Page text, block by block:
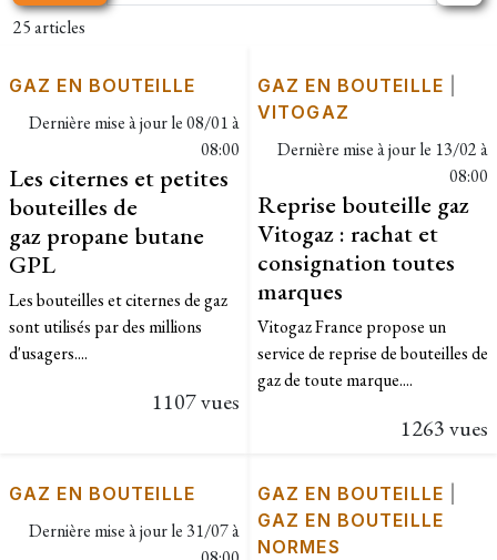
25 articles
GAZ EN BOUTEILLE
Dernière mise à jour le08/01 à
08:00
Les citernes et petites
bouteilles de
gaz propane butane
GPL
Les bouteilles et citernes de gaz
sont utilisés par des millions
d'usagers....
1107 vues
GAZ EN BOUTEILLE
VITOGAZ
Dernière mise à jour le 13/02 à
08:00
Reprise bouteille gaz
Vitogaz : rachat et
consignation toutes
marques
Vitogaz France propose un
service de reprise de bouteilles de
gaz de toute marque....
1263 vues
GAZ EN BOUTEILLE
Dernière mise à jour le 31/07 à
GAZ EN BOUTEILLE
GAZ EN BOUTEILLE
NORMES